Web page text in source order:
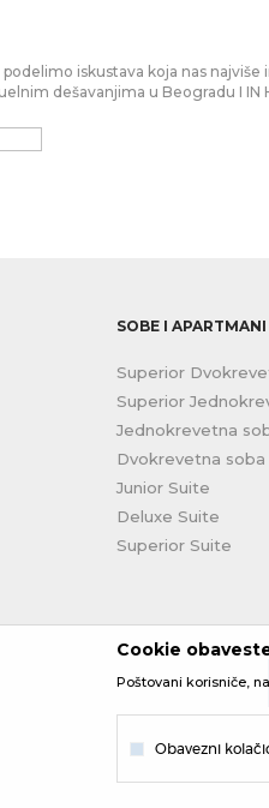
iskustava koja nas
dešavanjima u Beogradu I IN
SOBE I APARTMANI
Superior
Superior
Jednokrevetna
Dvokrevetna soba
Junior Suite
Deluxe Suite
Superior Suite
Cookie
Poštovani korisniče,
Obavezni